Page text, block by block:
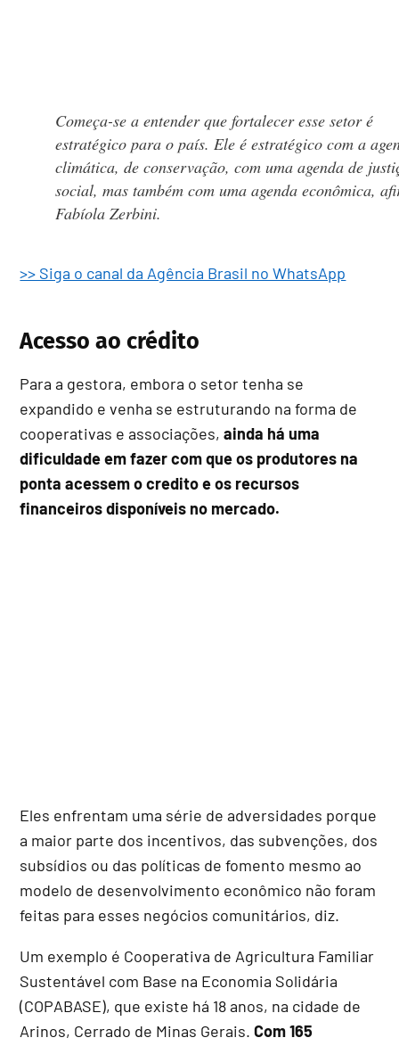
Começa-se a entender que fortalecer esse setor é
estratégico para o país. Ele é estratégico com a
climática, de conservação, com uma agenda de
social, mas também com uma agenda econômica,
Fabíola Zerbini.
>> Siga o canal da Agência Brasil no WhatsApp
Acesso ao crédito
Para a gestora, embora o setor tenha se
expandido e venha se estruturando na forma de
cooperativas e associações,ainda há uma
dificuldade em fazer com que os produtores na
ponta acessem o credito e os recursos
financeiros disponíveis no mercado.
Eles enfrentam uma série de adversidades porque
a maior parte dos incentivos, das subvenções, dos
subsídios ou das políticas de fomento mesmo ao
modelo de desenvolvimento econômico não foram
feitas para esses negócios comunitários, diz.
Um exemplo é Cooperativa de Agricultura Familiar
Sustentável com Base na Economia Solidária
(COPABASE), que existe há 18 anos, na cidade de
Arinos, Cerrado de Minas Gerais.Com 165